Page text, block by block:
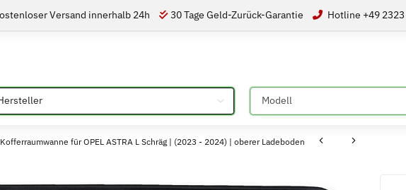
Versand innerhalb 24h 30 Tage Geld-Zurück-Garantie Hotline +49
auswählen Bitte auswählen
für OPEL ASTRA L Schräg | (2023 - 2024) | oberer Ladeboden